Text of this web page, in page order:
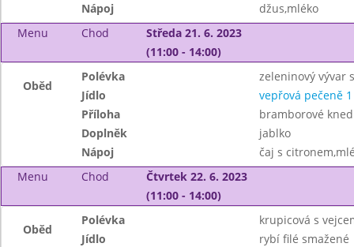
Nápoj
džus,mléko
Menu
Chod
Středa 21. 6. 2023
(11:00 - 14:00)
Oběd
Polévka
zeleninový vývar
Jídlo
vepřová pečeně 1
Příloha
bramborové
Doplněk
jablko
Nápoj
čaj s
Menu
Chod
Čtvrtek 22. 6. 2023
(11:00 - 14:00)
Oběd
Polévka
krupicová s
Jídlo
rybí filé smažené